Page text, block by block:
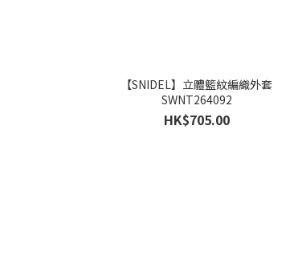
【SNIDEL】立體籃紋編織外套
SWNT264092
HK$705.00